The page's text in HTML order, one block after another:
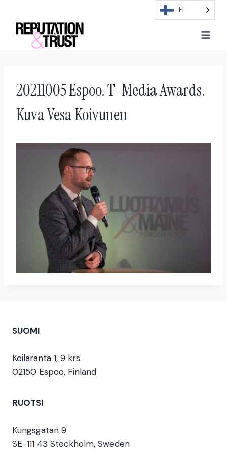
content
FI
20211005 Espoo. T-Media Awards.
Kuva Vesa Koivunen
SUOMI
Keilaranta 1, 9 krs.
02150 Espoo, Finland
RUOTSI
Kungsgatan 9
SE-111 43 Stockholm, Sweden